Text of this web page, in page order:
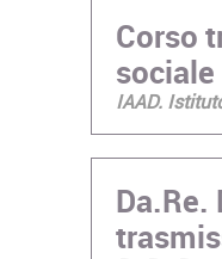
Corso
sociale
IAAD.